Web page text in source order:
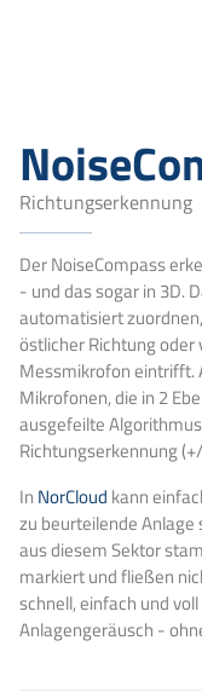
Richtungserkennung
Der NoiseCompass
- und das sogar in 3D.
automatisiert
östlicher Richtung
Messmikrofon eintrifft.
Mikrofonen, die in 2
ausgefeilte
Richtungserkennung
In NorCloud kann
zu beurteilende
aus diesem Sektor
markiert und fließen
schnell, einfach und
Anlagengeräusch -